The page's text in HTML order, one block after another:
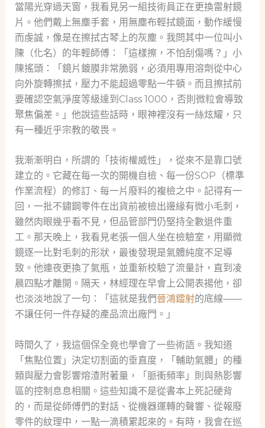
當陽光穿過天窗，我看見另一組技術員正在更換雷射鏡
片。他們戴上無塵手套，用無塵布輕拭鏡面，動作緩慢
而虔誠，像是在擦拭古琴上的灰塵。我問其中一位叫小
陳（化名）的年輕師傅：「這樣擦，不怕刮傷嗎？」小
陳搖頭：「鏡片鍍膜非常脆弱，必須用專用溶劑從中心
向外旋轉擦拭，壓力不能超過零點一牛頓。而且擦拭前
要確認空氣淨度等級達到Class 1000，否則微粒會導致
聚焦偏差。」他說這些話時，眼神裡沒有一絲炫耀，只
有一種近乎宗教的敬畏。
我漸漸明白，所謂的「技術權威性」，從來不是靠口號
建立的。它藏在每一次的開機自檢、每一份SOP（標準
作業流程）的修訂、每一片廢料的複檢之中。記得有一
回，一批不鏽鋼零件在出貨前被檢出邊緣有微小毛刺，
雖然肉眼幾乎看不見，但品管部門仍堅持全數退件重
工。那天晚上，我看見老張一個人坐在檢驗室，用顯微
鏡逐一比對毛刺的形狀，最後發現是氣體純度不足導
致。他連夜更換了氣瓶，並重新校驗了流量計，直到凌
晨四點才離開。隔天，林經理在早會上公開表揚他，卻
也淡淡地說了一句：「這就是我們晉鴻鐳射的底線——
不讓任何一件存疑的產品流出廠門。」
時間久了，我這個保全竟也學會了一些術語。我知道
「焦點位置」決定切割面的垂直度，「輔助氣體」的種
類與壓力會影響熔渣附著量，「脈衝頻率」則與熱影響
區的控制息息相關。這些知識不是從書本上死記硬背
的，而是從師傅們的對話、從機器運轉的聲響、從報廢
零件的紋理中，一點一滴積累起來的。有時，我會在巡